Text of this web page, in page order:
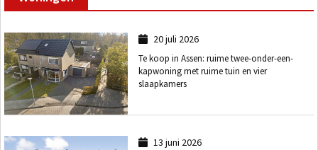
20 juli 2026
Te koop in Assen: ruime twee-onder-een-
kapwoning met ruime tuin en vier
slaapkamers
13 juni 2026